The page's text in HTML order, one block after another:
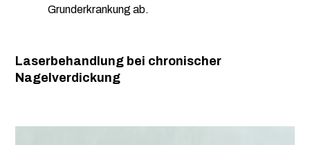
Grunderkrankung ab.
Laserbehandlung bei chronischer
Nagelverdickung